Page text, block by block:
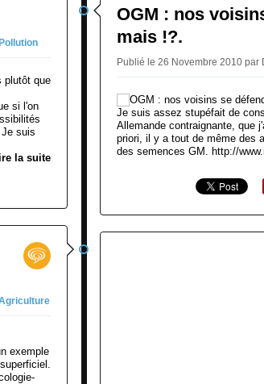
Pollution
si l'on
suis
la suite
exemple
OGM : nos
mais !?.
Publié le 26 Novembre 2010 par
Je suis assez stupéfait de
Allemande contraignante, que
priori, il y a tout de même des
des semences GM. http://